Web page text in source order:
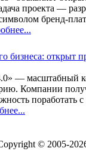
проекта —
бренд-
бизнеса: открыт
— масштабный
Компании
поработать
© 2005-